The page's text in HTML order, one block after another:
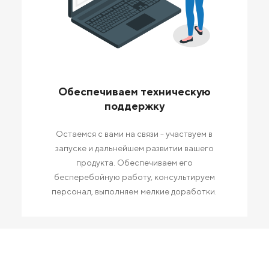
Обеспечиваем техническую
поддержку
Остаемся с вами на связи - участвуем в
запуске и дальнейшем развитии вашего
продукта. Обеспечиваем его
бесперебойную работу, консультируем
персонал, выполняем мелкие доработки.